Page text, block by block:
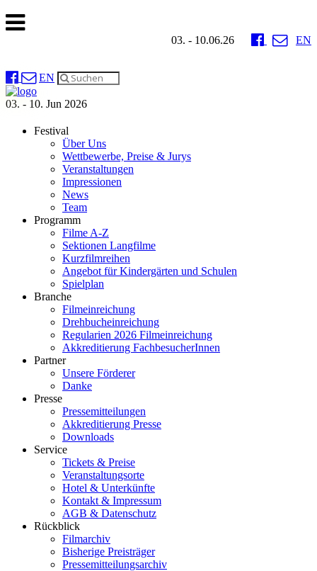
03. - 10.06.26 EN
EN
03. - 10. Jun 2026
Festival
Über Uns
Wettbewerbe, Preise & Jurys
Veranstaltungen
Impressionen
News
Team
Programm
Filme A-Z
Sektionen Langfilme
Kurzfilmreihen
Angebot für Kindergärten und Schulen
Spielplan
Branche
Filmeinreichung
Drehbucheinreichung
Regularien 2026 Filmeinreichung
Akkreditierung FachbesucherInnen
Partner
Unsere Förderer
Danke
Presse
Pressemitteilungen
Akkreditierung Presse
Downloads
Service
Tickets & Preise
Veranstaltungsorte
Hotel & Unterkünfte
Kontakt & Impressum
AGB & Datenschutz
Rückblick
Filmarchiv
Bisherige Preisträger
Pressemitteilungsarchiv